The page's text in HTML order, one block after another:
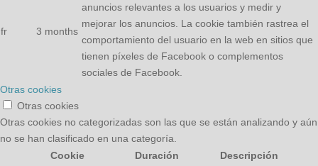
fr 3 months
anuncios relevantes a los usuarios y medir y
mejorar los anuncios. La cookie también rastrea el
comportamiento del usuario en la web en sitios que
tienen píxeles de Facebook o complementos
sociales de Facebook.
Otras cookies
Otras cookies
Otras cookies no categorizadas son las que se están analizando y aún
no se han clasificado en una categoría.
Cookie
Duración Descripción